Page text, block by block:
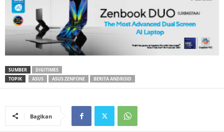
SUMBER
DIGITIMES
TOPIK
ASUS ASUS ZENFONE BERITA ANDROID
Bagikan